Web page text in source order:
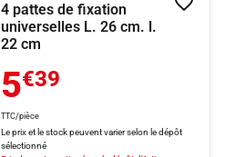
4 pattes de fixation
universelles L. 26 cm. l.
22 cm
5€39
TTC/pièce
Le prix et le stock peuvent varier selon le dépôt
sélectionné